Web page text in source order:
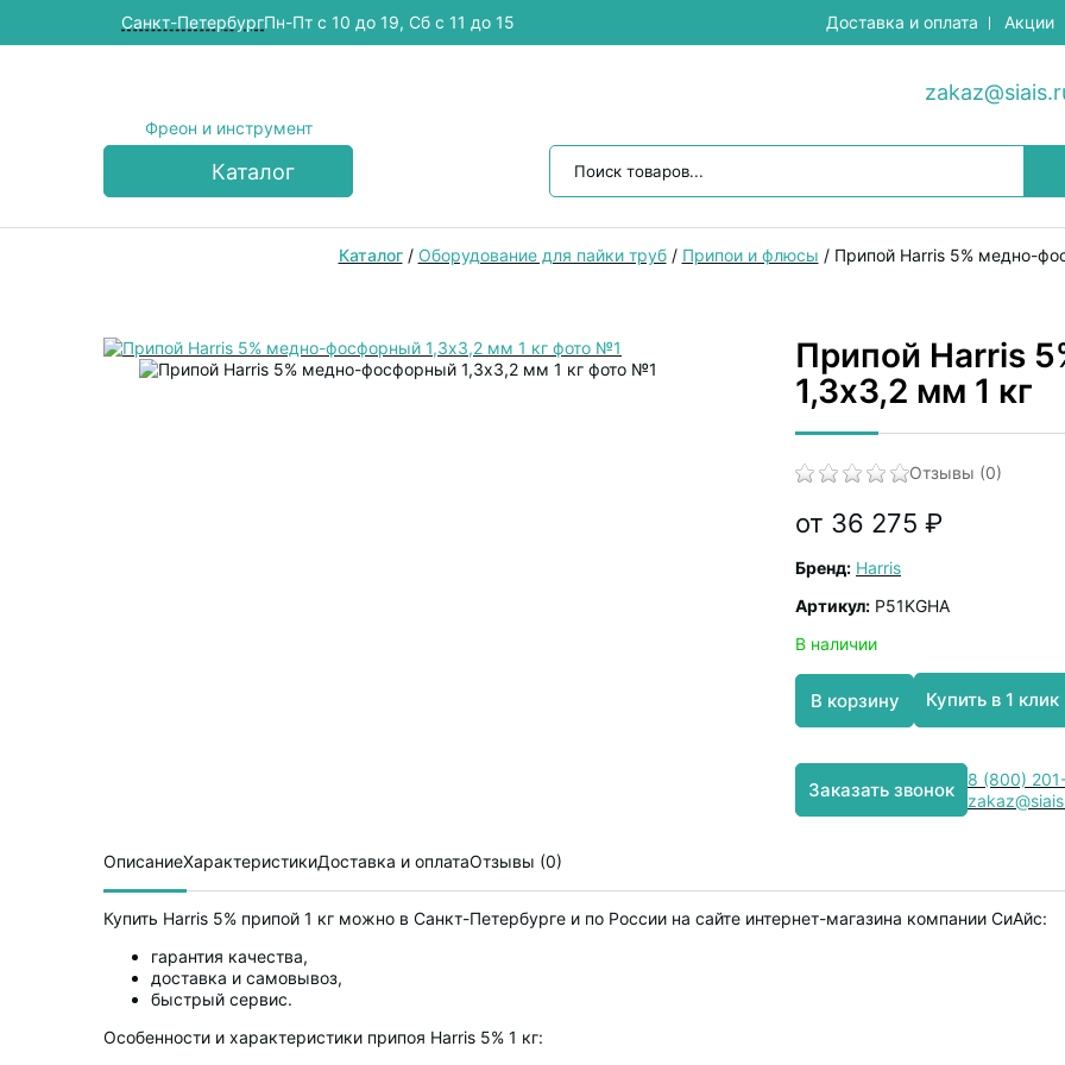
Cанкт-ПетербургПн-Пт с 10 до 19, Сб с 11 до 15 Доставка и оплата Акции
Фреон и инструмент
Каталог
Каталог/ Оборудование для пайки труб/ Припои и флюсы / Припой Harris 5% медно-
Припой Harris
1,3х3,2 мм 1 кг
Отзывы (0)
от 36 275 ₽
Бренд: Harris
Артикул: P51KGHA
В наличии
В корзину Купить в 1 клик
Заказать звонок
8 (800)
ОписаниеХарактеристикиДоставка и оплатаОтзывы (0)
Купить Harris 5% припой 1 кг можно в Санкт-Петербурге и по России на сайте интернет-магазина компании СиАйс:
гарантия качества,
доставка и самовывоз,
быстрый сервис.
Особенности и характеристики припоя Harris 5% 1 кг: